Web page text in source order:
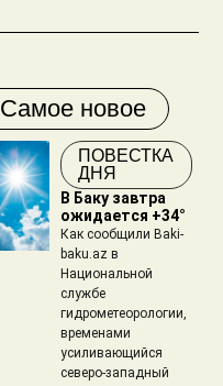
Самое новое
ПОВЕСТКА
ДНЯ
В Баку завтра
ожидается +34°
Как сообщили Baki-
baku.az в
Национальной
службе
гидрометеорологии,
временами
усиливающийся
северо-западный